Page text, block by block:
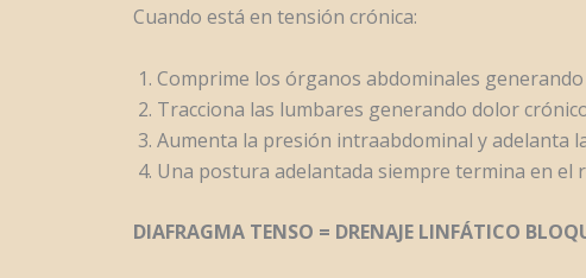
Cuando está en tensión crónica:
Comprime los órganos abdominales
Tracciona las lumbares generando dolor
Aumenta la presión intraabdominal y adelanta
Una postura adelantada siempre termina en el
DIAFRAGMA TENSO = DRENAJE LINFÁTICO